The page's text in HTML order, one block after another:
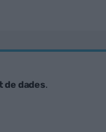
dades.